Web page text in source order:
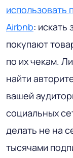
использовать
Airbnb: искать
покупают
по их чекам.
найти
вашей
социальных
делать не на
тысячами